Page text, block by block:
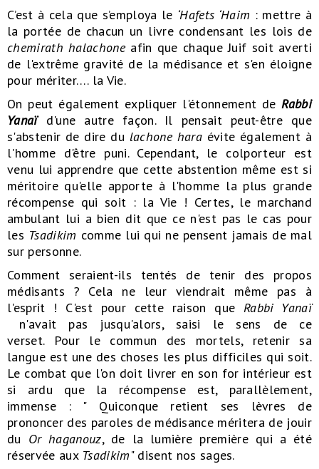
C’est à cela que s’employa le ‘Hafets ‘Haim : mettre à
la portée de chacun un livre condensant les lois de
chemirath halachoneafin que chaque Juif soit averti
de l'extrême gravité de la médisance et s'en éloigne
pour mériter…. la Vie.
On peut également expliquer l'étonnement de Rabbi
Yanaï d'une autre façon. Il pensait peut-être que
s'abstenir de dire du lachone haraévite également à
l'homme d'être puni. Cependant, le colporteur est
venu lui apprendre que cette abstention même est si
méritoire qu'elle apporte à l'homme la plus grande
récompense qui soit : la Vie ! Certes, le marchand
ambulant lui a bien dit que ce n'est pas le cas pour
les Tsadikim comme lui qui ne pensent jamais de mal
sur personne.
Comment seraient-ils tentés de tenir des propos
médisants ? Cela ne leur viendrait même pas à
l'esprit ! C'est pour cette raison queRabbi Yanaï
n'avait pas jusqu'alors, saisi le sens de ce
verset. Pour le commun des mortels, retenir sa
langue est une des choses les plus difficiles qui soit.
Le combat que l'on doit livrer en son for intérieur est
si ardu que la récompense est, parallèlement,
immense : " Quiconque retient ses lèvres de
prononcer des paroles de médisance méritera de jouir
du Or haganouz, de la lumière première qui a été
réservée aux Tsadikim" disent nos sages.